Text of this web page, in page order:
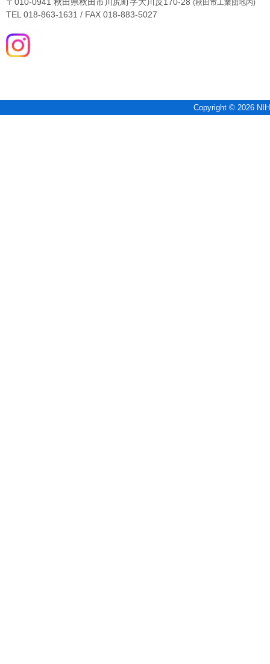
(秋田市工業団地内)
TEL 018-863-1631 / FAX 018-883-5027
Copyright © 2026